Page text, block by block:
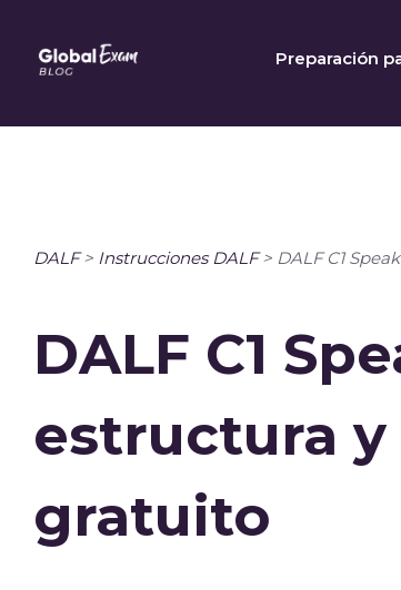
content
Preparación
DALF> Instrucciones DALF> DALF C1
DALF C1
estructura
gratuito